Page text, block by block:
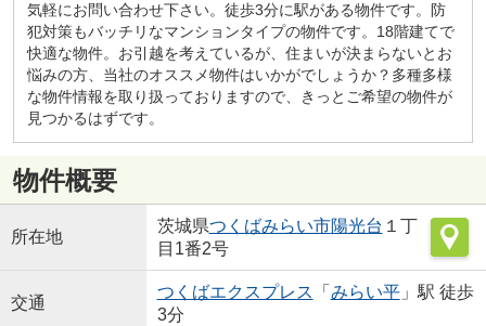
気軽にお問い合わせ下さい。徒歩3分に駅がある物件です。防
犯対策もバッチリなマンションタイプの物件です。18階建てで
快適な物件。お引越を考えているが、住まいが決まらないとお
悩みの方、当社のオススメ物件はいかがでしょうか？多種多様
な物件情報を取り扱っておりますので、きっとご希望の物件が
見つかるはずです。
物件概要
所在地
茨城県つくばみらい市陽光台 １丁
目1番2号
交通
つくばエクスプレス 「 みらい平」駅 徒歩
3分